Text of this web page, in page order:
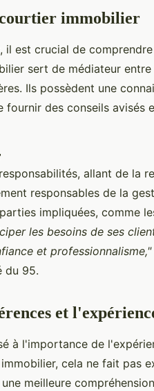
immobilier
il est crucial de
sert de médiateur entre
Ils possèdent une
des conseils avisés
allant de la
responsables de la
impliquées, comme
les besoins de ses
et professionnalisme,"
du 95.
et
à l'importance de
cela ne fait pas
meilleure